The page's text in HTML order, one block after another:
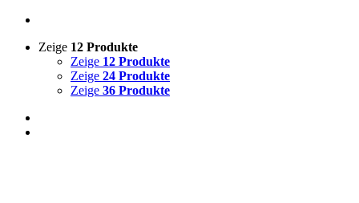
Zeige 12 Produkte
Zeige 12 Produkte
Zeige 24 Produkte
Zeige 36 Produkte